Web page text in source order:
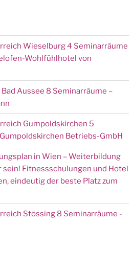
Wieselburg 4 Seminarräume
Wohlfühlhotel von
Aussee 8 Seminarräume –
Gumpoldskirchen 5
Betriebs-GmbH
in Wien – Weiterbildung
Fitnessschulungen und Hotel
eindeutig der beste Platz zum
Stössing 8 Seminarräume -